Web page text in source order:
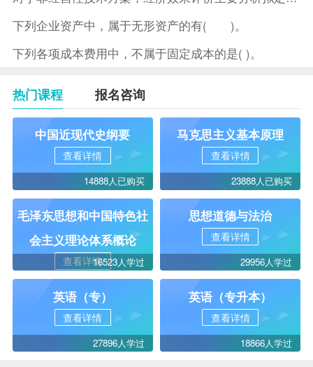
下列企业资产中，属于无形资产的有( )。
下列各项成本费用中，不属于固定成本的是( )。
热门课程 报名咨询
中国近现代史纲要
查看详情
14888人已购买
马克思主义基本原理
查看详情
23888人已购买
毛泽东思想和中国特色社
会主义理论体系概论
查看详情16523人学过
思想道德与法治
查看详情
29956人学过
英语（专）
查看详情
27896人学过
英语（专升本）
查看详情
18866人学过